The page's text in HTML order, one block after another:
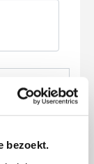
bezoekt.